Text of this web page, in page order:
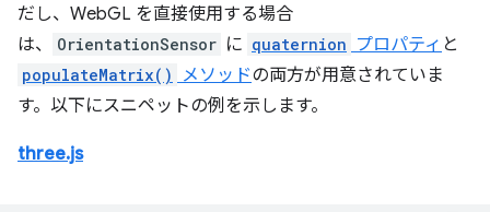
だし、WebGL を直接使用する場合
は、
OrientationSensor に quaternion プロパティ と
populateMatrix() メソッドの両方が用意されていま
す。以下にスニペットの例を示します。
three.js